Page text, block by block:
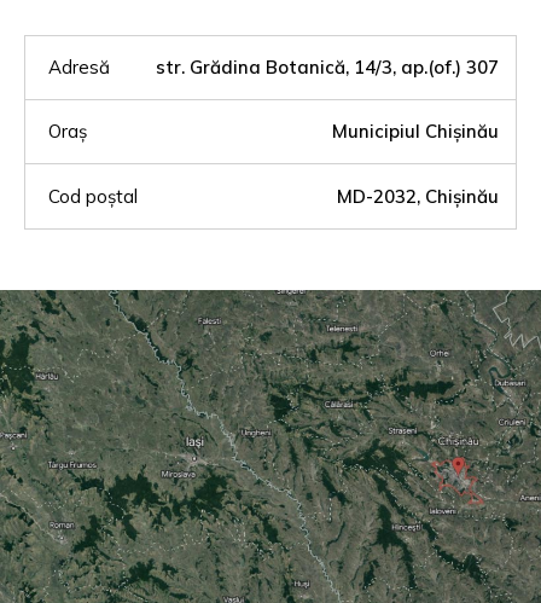
Adresă str. Grădina Botanică, 14/3, ap.(of.) 307
Oraș Municipiul Chișinău
Cod poștal MD-2032, Chișinău